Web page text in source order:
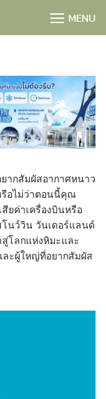
MENU
ากสัมผัสอากาศหนาว
รือไม่ว่าตอนนี้คุณ
สียค่าเครื่องบินหรือ
โนว์วิน วันเดอร์แลนด์
โลกแห่งหิมะและ
ละผู้ใหญ่ที่อยากสัมผัส